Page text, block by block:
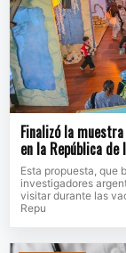
Finalizó la
en la República de
Esta propuesta, que
investigadores
visitar durante las
Repu